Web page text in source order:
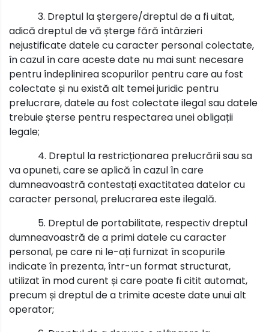
3. Dreptul la ștergere/dreptul de a fi uitat,
adică dreptul de vă șterge fără întârzieri
nejustificate datele cu caracter personal colectate,
în cazul în care aceste date nu mai sunt necesare
pentru îndeplinirea scopurilor pentru care au fost
colectate și nu există alt temei juridic pentru
prelucrare, datele au fost colectate ilegal sau datele
trebuie șterse pentru respectarea unei obligații
legale;
4. Dreptul la restricționarea prelucrării sau sa
va opuneti, care se aplică în cazul în care
dumneavoastră contestați exactitatea datelor cu
caracter personal, prelucrarea este ilegală.
5. Dreptul de portabilitate, respectiv dreptul
dumneavoastră de a primi datele cu caracter
personal, pe care ni le-ați furnizat în scopurile
indicate în prezenta, într-un format structurat,
utilizat în mod curent și care poate fi citit automat,
precum și dreptul de a trimite aceste date unui alt
operator;